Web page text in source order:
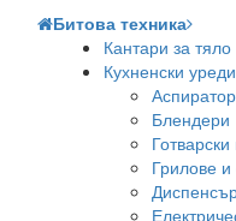
Битова техника
Кантари за тяло
Кухненски уреди
Блендери
Готварски
Грилове и